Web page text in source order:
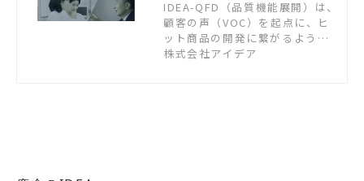
IDEA-QFD（品質機能展開）は、
顧客の声（VOC）を起点に、ヒ
ット商品の開発に繋がるような
顧客ニーズの発掘と商品コンセ
株式会社アイデア